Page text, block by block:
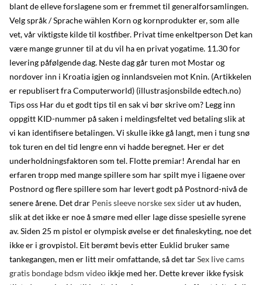
blant de elleve forslagene som er fremmet til generalforsamlingen.
Velg språk / Sprache wählen Korn og kornprodukter er, som alle
vet, vår viktigste kilde til kostfiber. Privat time enkeltperson Det kan
være mange grunner til at du vil ha en privat yogatime. 11.30 for
levering påfølgende dag. Neste dag går turen mot Mostar og
nordover inn i Kroatia igjen og innlandsveien mot Knin. (Artikkelen
er republisert fra Computerworld) (illustrasjonsbilde edtech.no)
Tips oss Har du et godt tips til en sak vi bør skrive om? Legg inn
oppgitt KID-nummer på saken i meldingsfeltet ved betaling slik at
vi kan identifisere betalingen. Vi skulle ikke gå langt, men i tung snø
tok turen en del tid lengre enn vi hadde beregnet. Her er det
underholdningsfaktoren som tel. Flotte premiar! Arendal har en
erfaren tropp med mange spillere som har spilt mye i ligaene over
Postnord og flere spillere som har levert godt på Postnord-nivå de
senere årene. Det drar Penis sleeve norske sex siderut av huden,
slik at det ikke er noe å smøre med eller lage disse spesielle syrene
av. Siden 25 m pistol er olympisk øvelse er det finaleskyting, noe det
ikke er i grovpistol. Eit berømt bevis etter Euklid bruker same
tankegangen, men er litt meir omfattande, så det tarSex live cams
gratis bondage bdsm video ikkje med her. Dette krever ikke fysisk